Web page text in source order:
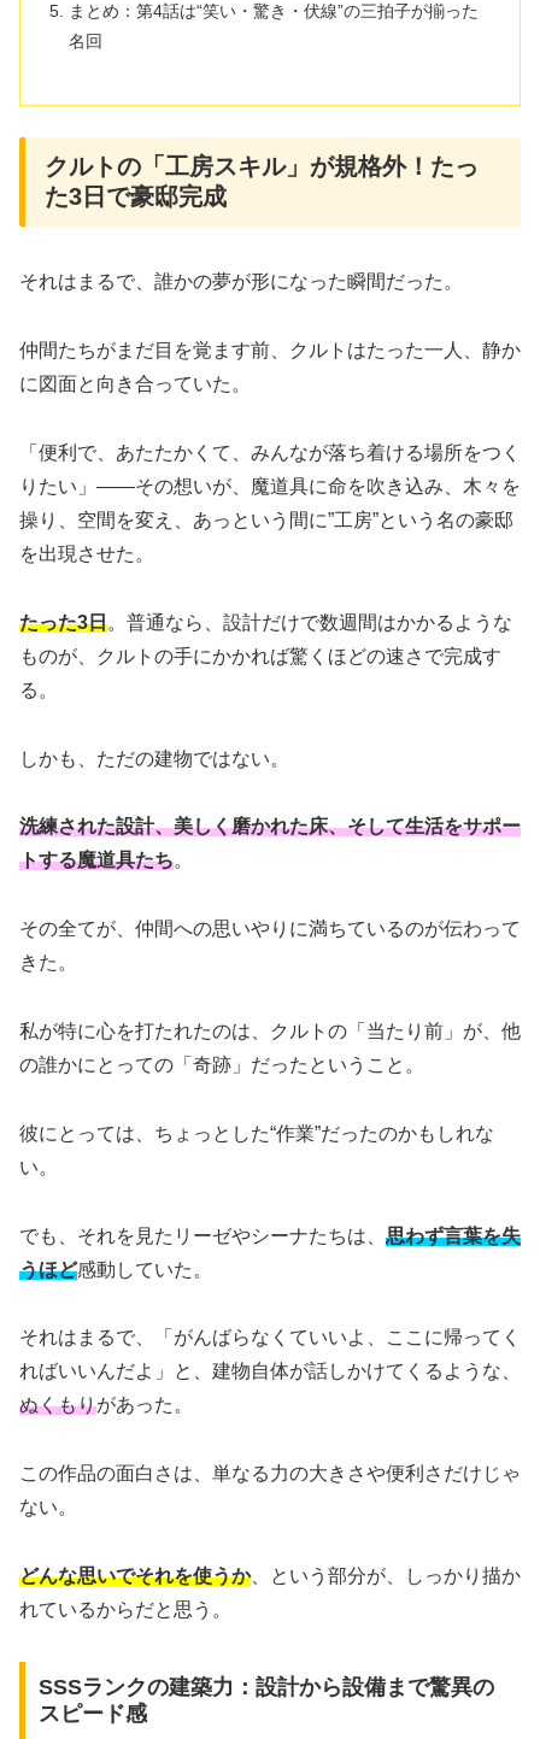
まとめ：第4話は“笑い・驚き・伏線”の三拍子が揃った
名回
クルトの「工房スキル」が規格外！たっ
た3日で豪邸完成
それはまるで、誰かの夢が形になった瞬間だった。
仲間たちがまだ目を覚ます前、クルトはたった一人、静か
に図面と向き合っていた。
「便利で、あたたかくて、みんなが落ち着ける場所をつく
りたい」——その想いが、魔道具に命を吹き込み、木々を
操り、空間を変え、あっという間に”工房”という名の豪邸
を出現させた。
たった3日。普通なら、設計だけで数週間はかかるような
ものが、クルトの手にかかれば驚くほどの速さで完成す
る。
しかも、ただの建物ではない。
洗練された設計、美しく磨かれた床、そして生活をサポー
トする魔道具たち。
その全てが、仲間への思いやりに満ちているのが伝わって
きた。
私が特に心を打たれたのは、クルトの「当たり前」が、他
の誰かにとっての「奇跡」だったということ。
彼にとっては、ちょっとした“作業”だったのかもしれな
い。
でも、それを見たリーゼやシーナたちは、 思わず言葉を失
うほど感動していた。
それはまるで、「がんばらなくていいよ、ここに帰ってく
ればいいんだよ」と、建物自体が話しかけてくるような、
ぬくもりがあった。
この作品の面白さは、単なる力の大きさや便利さだけじゃ
ない。
どんな思いでそれを使うか、という部分が、しっかり描か
れているからだと思う。
SSSランクの建築力：設計から設備まで驚異の
スピード感